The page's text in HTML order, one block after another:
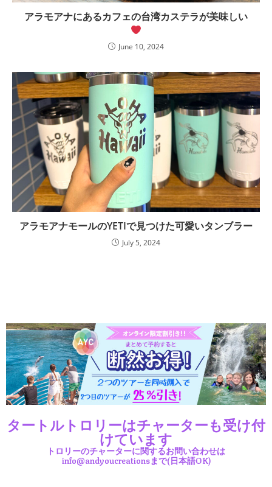
アラモアナにあるカフェの台湾カステラが美味しい
June 10, 2024
アラモアナモールのYETIで見つけた可愛いタンブラー
July 5, 2024
タートルトロリーはチャーターも受け付
けています
トロリーのチャーターに関するお問い合わせは
info@andyoucreationsまで(日本語OK)